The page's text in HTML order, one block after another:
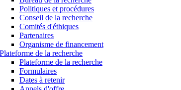
Politiques et procédures
Conseil de la recherche
Comités d'éthiques
Partenaires
Organisme de financement
Plateforme de la recherche
Plateforme de la recherche
Formulaires
Dates à retenir